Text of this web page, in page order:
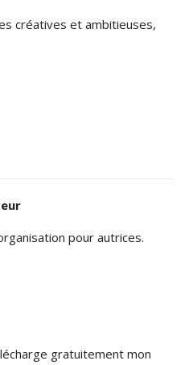
créatives et ambitieuses,
pour autrices.
gratuitement mon